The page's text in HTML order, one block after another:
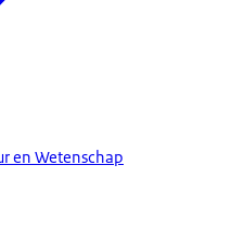
en Wetenschap